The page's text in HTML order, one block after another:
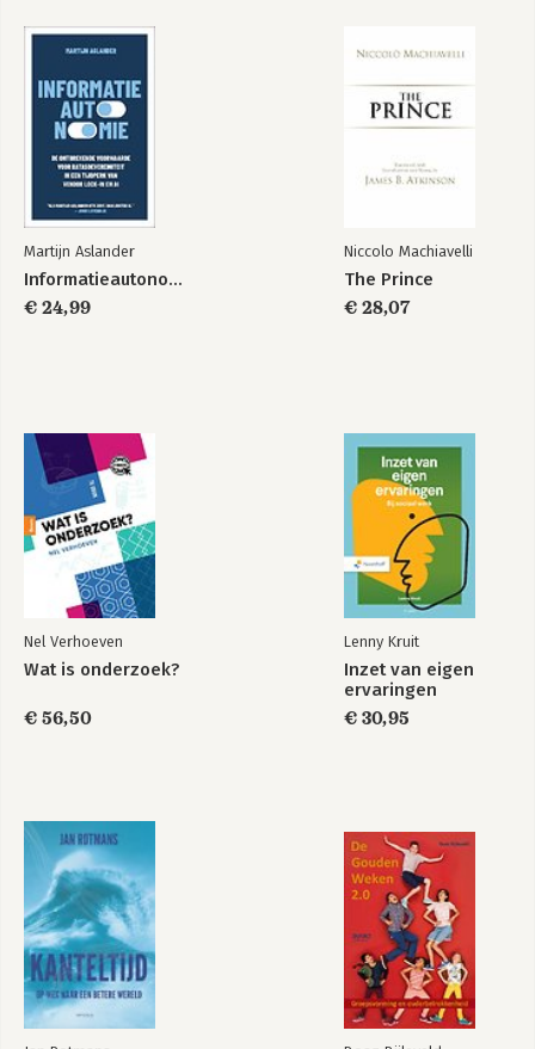
Martijn Aslander
Informatieautonomie
€ 24,99
Niccolo Machiavelli
The Prince
€ 28,07
Nel Verhoeven
Wat is onderzoek?
€ 56,50
Lenny Kruit
Inzet van eigen
ervaringen
€ 30,95